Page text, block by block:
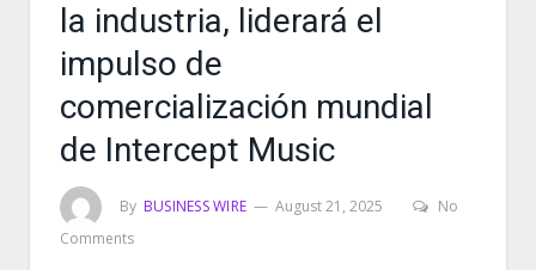
la industria, liderará el
impulso de
comercialización mundial
de Intercept Music
By BUSINESS WIRE August 21, 2025
No
Comments